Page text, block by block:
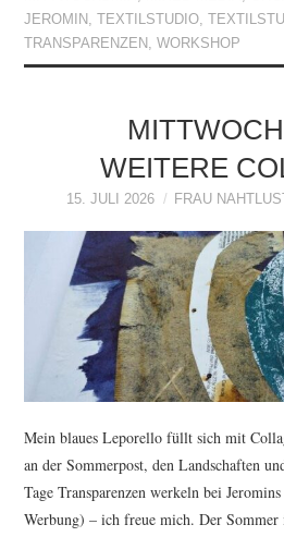
JEROMIN , TEXTILSTUDIO,
TRANSPARENZEN ,WORKSHOP
WEITERE
15. JULI 2026 FRAU NAHTLUST
Mein blaues Leporello füllt sich mit
an der Sommerpost, den Landschaften
Tage Transparenzen werkeln bei
Werbung) – ich freue mich. Der